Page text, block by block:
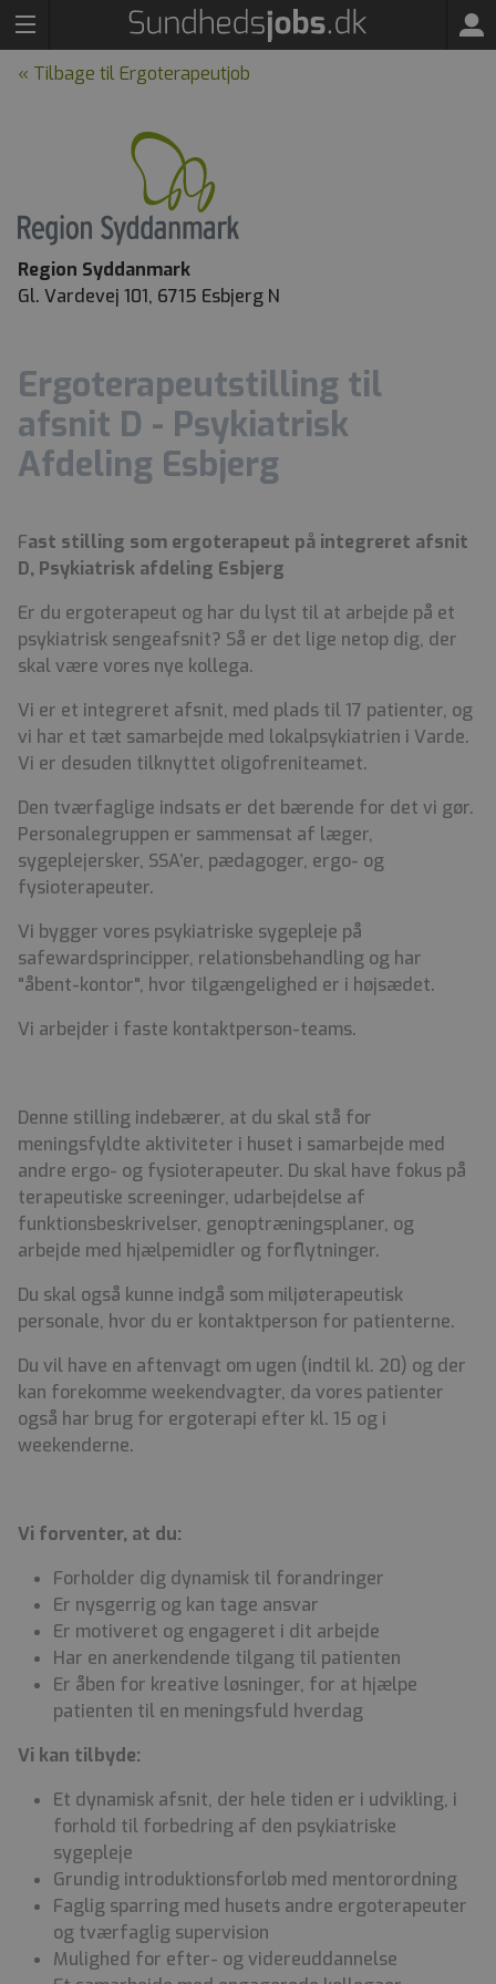
« Tilbage til Ergoterapeutjob
Region Syddanmark
Gl. Vardevej 101, 6715 Esbjerg N
Ergoterapeutstilling til
afsnit D - Psykiatrisk
Afdeling Esbjerg
Fast stilling som ergoterapeut på integreret afsnit
D, Psykiatrisk afdeling Esbjerg
Er du ergoterapeut og har du lyst til at arbejde på et
psykiatrisk sengeafsnit? Så er det lige netop dig, der
skal være vores nye kollega.
Vi er et integreret afsnit, med plads til 17 patienter, og
vi har et tæt samarbejde med lokalpsykiatrien i Varde.
Vi er desuden tilknyttet oligofreniteamet.
Den tværfaglige indsats er det bærende for det vi gør.
Personalegruppen er sammensat af læger,
sygeplejersker, SSA’er, pædagoger, ergo- og
fysioterapeuter.
Vi bygger vores psykiatriske sygepleje på
safewardsprincipper, relationsbehandling og har
"åbent-kontor", hvor tilgængelighed er i højsædet.
Vi arbejder i faste kontaktperson-teams.
Denne stilling indebærer, at du skal stå for
meningsfyldte aktiviteter i huset i samarbejde med
andre ergo- og fysioterapeuter. Du skal have fokus på
terapeutiske screeninger, udarbejdelse af
funktionsbeskrivelser, genoptræningsplaner, og
arbejde med hjælpemidler og forflytninger.
Du skal også kunne indgå som miljøterapeutisk
personale, hvor du er kontaktperson for patienterne.
Du vil have en aftenvagt om ugen (indtil kl. 20) og der
kan forekomme weekendvagter, da vores patienter
også har brug for ergoterapi efter kl. 15 og i
weekenderne.
Vi forventer, at du:
Forholder dig dynamisk til forandringer
Er nysgerrig og kan tage ansvar
Er motiveret og engageret i dit arbejde
Har en anerkendende tilgang til patienten
Er åben for kreative løsninger, for at hjælpe
patienten til en meningsfuld hverdag
Vi kan tilbyde:
Et dynamisk afsnit, der hele tiden er i udvikling, i
forhold til forbedring af den psykiatriske
sygepleje
Grundig introduktionsforløb med mentorordning
Faglig sparring med husets andre ergoterapeuter
og tværfaglig supervision
Mulighed for efter- og videreuddannelse